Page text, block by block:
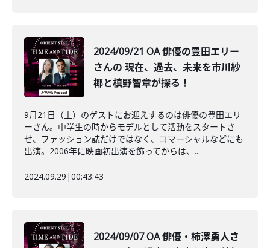
2024/09/21 OA 俳優の豊田エリー
さんの 現在、過去、未来を市川紗
椰と槙野智章が探る！
9月21日（土）のゲストにお迎えするのは俳優の豊田エリ
ーさん。中学生の時からモデルとして活動をスタートさ
せ、ファッション誌だけではなく、コマーシャルなどにも
出演。2006年に映画初出演を飾ってからは、...
2024.09.29 |00:43:43
2024/09/07 OA 俳優・柿澤勇人さ